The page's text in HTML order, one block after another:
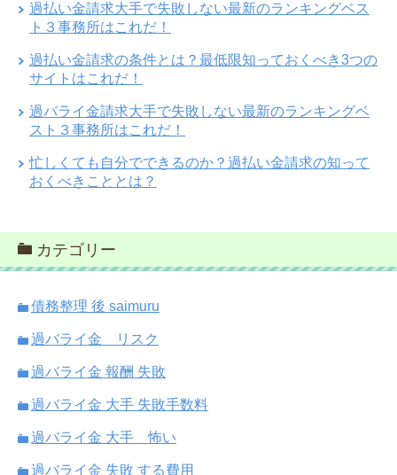
過払い金請求大手で失敗しない最新のランキングベス
ト３事務所はこれだ！
過払い金請求の条件とは？最低限知っておくべき3つの
サイトはこれだ！
過バライ金請求大手で失敗しない最新のランキングベ
スト３事務所はこれだ！
忙しくても自分でできるのか？過払い金請求の知って
おくべきこととは？
カテゴリー
債務整理 後 saimuru
過バライ金 リスク
過バライ金 報酬 失敗
過バライ金 大手 失敗手数料
過バライ金 大手 怖い
過バライ金 失敗 する費用